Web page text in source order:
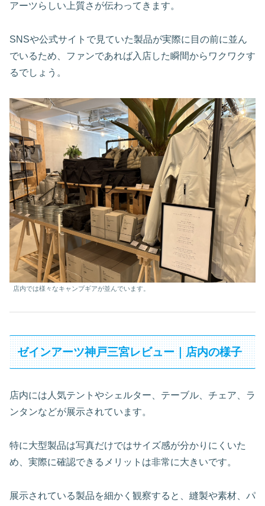
アーツらしい上質さが伝わってきます。
SNSや公式サイトで見ていた製品が実際に目の前に並ん
でいるため、ファンであれば入店した瞬間からワクワクす
るでしょう。
店内では様々なキャンプギアが並んでいます。
ゼインアーツ神戸三宮レビュー｜店内の様子
店内には人気テントやシェルター、テーブル、チェア、ラ
ンタンなどが展示されています。
特に大型製品は写真だけではサイズ感が分かりにくいた
め、実際に確認できるメリットは非常に大きいです。
展示されている製品を細かく観察すると、縫製や素材、パ